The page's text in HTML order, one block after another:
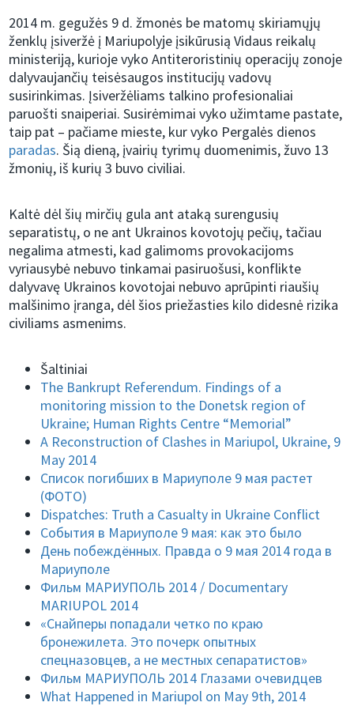
2014 m. gegužės 9 d. žmonės be matomų skiriamųjų
ženklų įsiveržė į Mariupolyje įsikūrusią Vidaus reikalų
ministeriją, kurioje vyko Antiteroristinių operacijų zonoje
dalyvaujančių teisėsaugos institucijų vadovų
susirinkimas. Įsiveržėliams talkino profesionaliai
paruošti snaiperiai. Susirėmimai vyko užimtame pastate,
taip pat – pačiame mieste, kur vyko Pergalės dienos
paradas. Šią dieną, įvairių tyrimų duomenimis, žuvo 13
žmonių, iš kurių 3 buvo civiliai.
Kaltė dėl šių mirčių gula ant ataką surengusių
separatistų, o ne ant Ukrainos kovotojų pečių, tačiau
negalima atmesti, kad galimoms provokacijoms
vyriausybė nebuvo tinkamai pasiruošusi, konflikte
dalyvavę Ukrainos kovotojai nebuvo aprūpinti riaušių
malšinimo įranga, dėl šios priežasties kilo didesnė rizika
civiliams asmenims.
Šaltiniai
The Bankrupt Referendum. Findings of a
monitoring mission to the Donetsk region of
Ukraine; Human Rights Centre “Memorial”
A Reconstruction of Clashes in Mariupol, Ukraine, 9
May 2014
Список погибших в Мариуполе 9 мая растет
(ФОТО)
Dispatches: Truth a Casualty in Ukraine Conflict
События в Мариуполе 9 мая: как это было
День побеждённых. Правда о 9 мая 2014 года в
Мариуполе
Фильм МАРИУПОЛЬ 2014 / Documentary
MARIUPOL 2014
«Снайперы попадали четко по краю
бронежилета. Это почерк опытных
спецназовцев, а не местных сепаратистов»
Фильм МАРИУПОЛЬ 2014 Глазами очевидцев
What Happened in Mariupol on May 9th, 2014